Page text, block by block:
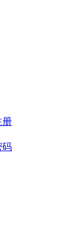
册
码